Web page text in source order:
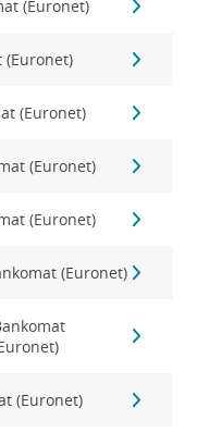
(Euronet)
(Euronet)
(Euronet)
(Euronet)
(Euronet)
(Euronet)
(Euronet)